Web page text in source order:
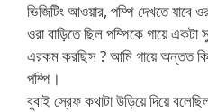
ভিজিটিং আওয়ার, পম্পি দেখতে যাবে
ওরা বাড়িতে ছিল পম্পিকে গায়ে
এরকম করছিস ? আমি গায়ে অন্তত
পম্পি।
বুবাই স্রেফ কথাটা উড়িয়ে দিয়ে